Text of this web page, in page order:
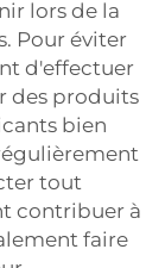
lors de la
Pour éviter
d'effectuer
des produits
bien
tout
contribuer à
faire